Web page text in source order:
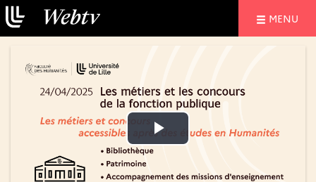
MENU
Lire
la
Lire
la